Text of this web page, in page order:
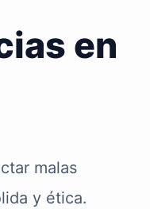
en
malas
y ética.